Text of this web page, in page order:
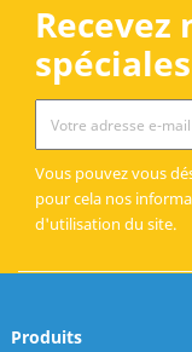
Recevez
spéciales
Vous pouvez vous
pour cela nos
d'utilisation du site.
Produits